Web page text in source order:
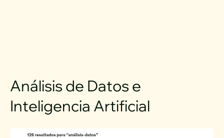
Análisis de Datos e
Inteligencia Artificial